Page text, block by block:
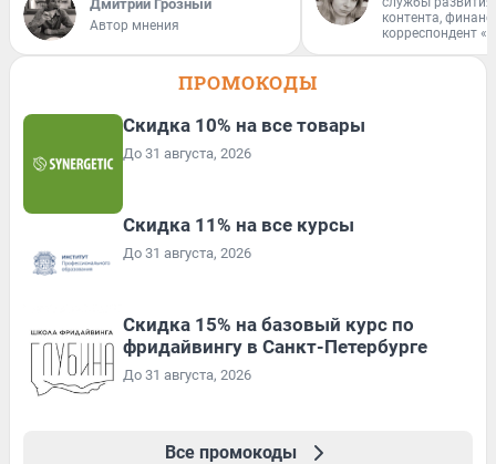
Дмитрий Грозный
Автор мнения
контента,
корреспондент
ПРОМОКОДЫ
Скидка 10% на все товары
До 31 августа, 2026
Скидка 11% на все курсы
До 31 августа, 2026
Скидка 15% на базовый курс по
фридайвингу в Санкт-Петербурге
До 31 августа, 2026
Все промокоды